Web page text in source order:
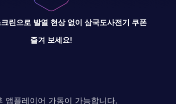
린으로 발열 현상 없이 삼국도사전기 쿠폰
즐겨 보세요!
앱플레이어 가동이 가능합니다.